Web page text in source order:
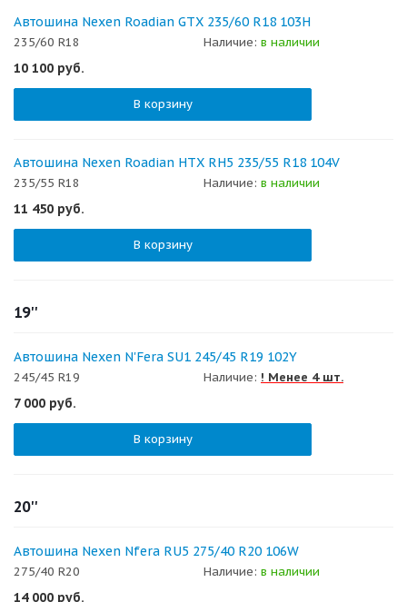
Автошина Nexen Roadian GTX 235/60 R18 103H
235/60 R18 Наличие: в наличии
10 100 руб.
В корзину
Автошина Nexen Roadian HTX RH5 235/55 R18 104V
235/55 R18 Наличие: в наличии
11 450 руб.
В корзину
19''
Автошина Nexen N'Fera SU1 245/45 R19 102Y
245/45 R19 Наличие: ! Менее 4 шт.
7 000 руб.
В корзину
20''
Автошина Nexen Nfera RU5 275/40 R20 106W
275/40 R20 Наличие: в наличии
14 000 руб.